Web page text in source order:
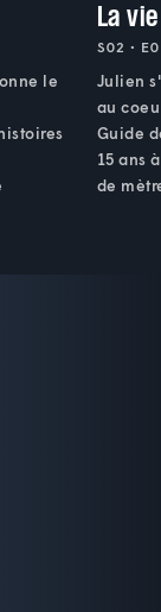
le
La
S02 •
Julien
au
Guide
15 ans
de